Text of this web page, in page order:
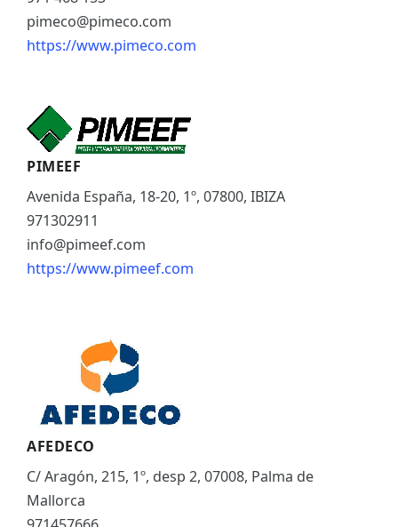
pimeco@pimeco.com
https://www.pimeco.com
PIMEEF
Avenida España, 18-20, 1º, 07800, IBIZA
971302911
info@pimeef.com
https://www.pimeef.com
AFEDECO
C/ Aragón, 215, 1º, desp 2, 07008, Palma de
Mallorca